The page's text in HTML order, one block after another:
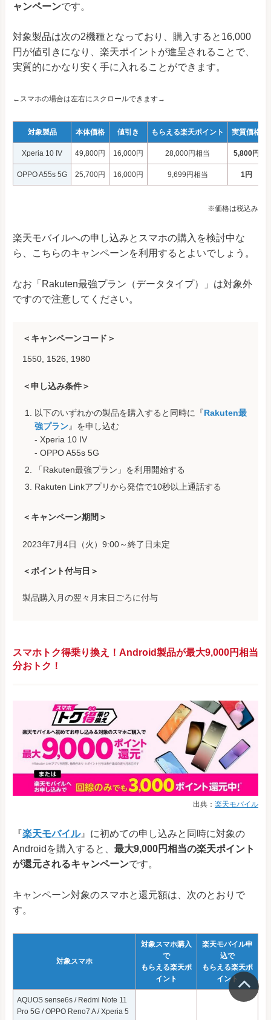
ャンペーンです。
対象製品は次の2機種となっており、購入すると16,000
円が値引きになり、楽天ポイントが進呈されることで、
実質的にかなり安く手に入れることができます。
←スマホの場合は左右にスクロールできます→
対象製品 本体価格 値引き もらえる楽天ポイント 実質価格
Xperia 10 IV 49,800円 16,000円 28,000円相当 5,800円
OPPO A55s 5G 25,700円 16,000円 9,699円相当 1円
※価格は税込み
楽天モバイルへの申し込みとスマホの購入を検討中な
ら、こちらのキャンペーンを利用するとよいでしょう。
なお「Rakuten最強プラン（データタイプ）」は対象外
ですので注意してください。
＜キャンペーンコード＞
1550, 1526, 1980
＜申し込み条件＞
以下のいずれかの製品を購入すると同時に『Rakuten最
強プラン』を申し込む
- Xperia 10 IV
- OPPO A55s 5G
「Rakuten最強プラン」を利用開始する
Rakuten Linkアプリから発信で10秒以上通話する
＜キャンペーン期間＞
2023年7月4日（火）9:00～終了日未定
＜ポイント付与日＞
製品購入月の翌々月末日ごろに付与
スマホトク得乗り換え！Android製品が最大9,000円相当
分おトク！
出典： 楽天モバイル
『楽天モバイル』に初めての申し込みと同時に対象の
Androidを購入すると、 最大9,000円相当の楽天ポイント
が還元されるキャンペーンです。
キャンペーン対象のスマホと還元額は、次のとおりで
す。
対象スマホ
対象スマホ購入
で
もらえる楽天ポ
イント
楽天モバイル申
込で
もらえる楽天ポ
イント
AQUOS sense6s / Redmi Note 11
Pro 5G / OPPO Reno7 A / Xperia 5